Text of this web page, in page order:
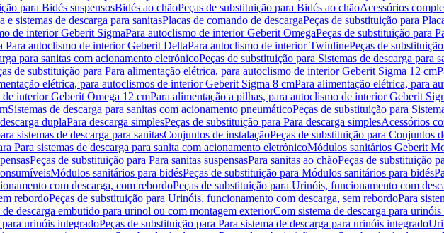
para Bidés suspensosBidés ao chãoPeças de substituição para Bidés ao chãoAcessórios
e sistemas de descarga para sanitasPlacas de comando de descargaPeças de substituição para
de interior Geberit SigmaPara autoclismo de interior Geberit OmegaPeças de substituição para
Para autoclismo de interior Geberit DeltaPara autoclismo de interior TwinlinePeças de
para sanitas com acionamento eletrónicoPeças de substituição para Sistemas de descarga para
de substituição para Para alimentação elétrica, para autoclismo de interior Geberit Sigma 12 cm
elétrica, para autoclismos de interior Geberit Sigma 8 cmPara alimentação elétrica, para
interior Geberit Omega 12 cmPara alimentação a pilhas, para autoclismo de interior Geberit
Sistemas de descarga para sanitas com acionamento pneumáticoPeças de substituição para
duplaPara descarga simplesPeças de substituição para Para descarga simplesAcessórios
sistemas de descarga para sanitasConjuntos de instalaçãoPeças de substituição para Conjuntos
Para sistemas de descarga para sanita com acionamento eletrónicoMódulos sanitários Geberit
Peças de substituição para Para sanitas suspensasPara sanitas ao chãoPeças de substituição
Módulos sanitários para bidésPeças de substituição para Módulos sanitários para bidés
com descarga, com rebordoPeças de substituição para Urinóis, funcionamento com
rebordoPeças de substituição para Urinóis, funcionamento com descarga, sem rebordoPara
de descarga embutido para urinol ou com montagem exteriorCom sistema de descarga para
para urinóis integradoPeças de substituição para Para sistema de descarga para urinóis integrado